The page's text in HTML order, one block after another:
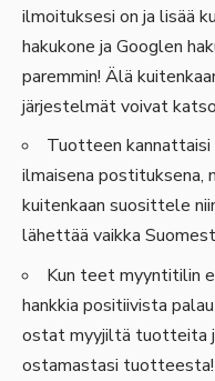
ilmoituksesi on ja lisää
hakukone ja Googlen
paremmin! Älä
järjestelmät voivat
Tuotteen kannattaisi
ilmaisena postituksena,
kuitenkaan suosittele
lähettää vaikka
Kun teet myyntitilin
hankkia positiivista
ostat myyjiltä tuotteita
ostamastasi